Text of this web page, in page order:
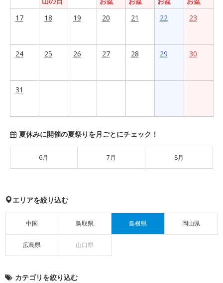
17
18 19 20 21 22 23
24 25 26 27 28 29 30
31
夏休みに開催の夏祭りを月ごとにチェック！
6月 7月 8月
エリアを絞り込む
中国 鳥取県 島根県 岡山県
広島県 山口県
カテゴリを絞り込む